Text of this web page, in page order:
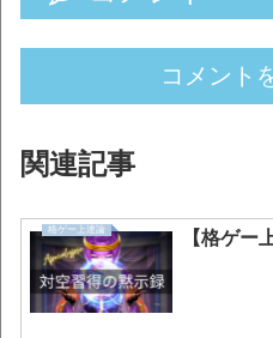
コメント
関連記事
格ゲー上達論 【格ゲー